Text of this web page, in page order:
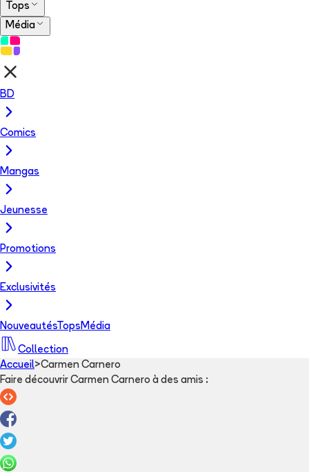
Tops
Média
BD
Comics
Mangas
Jeunesse
Promotions
Exclusivités
NouveautésTops Média
Collection
Accueil>Carmen Carnero
Faire découvrir Carmen Carnero à des amis :